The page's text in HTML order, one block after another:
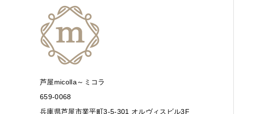
芦屋micolla～ミコラ
659-0068
兵庫県芦屋市業平町3-5-301 オルヴィスビル3F